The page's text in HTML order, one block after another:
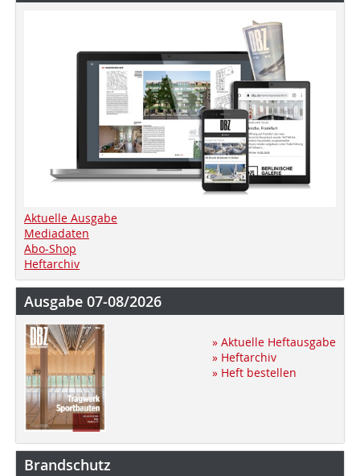
Aktuelle Ausgabe
Mediadaten
Abo-Shop
Heftarchiv
Ausgabe 07-08/2026
» Aktuelle Heftausgabe
» Heftarchiv
» Heft bestellen
Brandschutz